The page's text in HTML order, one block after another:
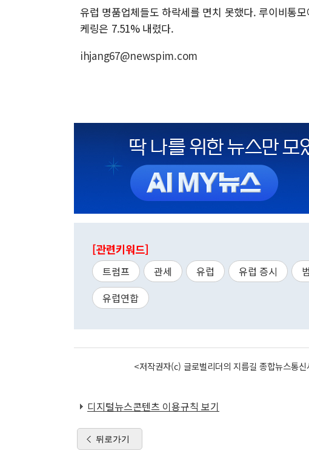
유럽 명품업체들도 하락세를 면치 못했다. 루이비통
케링은 7.51% 내렸다.
ihjang67@newspim.com
[관련키워드]
트럼프 관세 유럽 유럽 증시
유럽연합
<저작권자(c) 글로벌리더의 지름길 종합뉴스통
디지털뉴스콘텐츠 이용규칙 보기
뒤로가기